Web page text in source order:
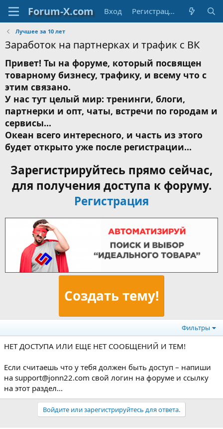
Вход Регистрация
Лучшее за 10 лет
Заработок на партнерках и трафик с ВК
Привет! Ты на форуме, который посвящен
товарному бизнесу, трафику, и всему что с
этим связано.
У нас тут целый мир: тренинги, блоги,
партнерки и опт, чаты, встречи по городам и
сервисы...
Океан всего интересного, и часть из этого
будет открыто уже после регистрации...
Зарегистрируйтесь прямо сейчас,
для получения доступа к форуму.
Регистрация
Создать тему!
Фильтры
НЕТ ДОСТУПА ИЛИ ЕЩЕ НЕТ СООБЩЕНИЙ И ТЕМ!
Если считаешь что у тебя должен быть доступ – напиши
на support@jonn22.com свой логин на форуме и ссылку
на этот раздел...
Войдите или зарегистрируйтесь для ответа.